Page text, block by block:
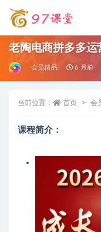
老陶电商拼多多运
会员精品 6 月前
当前位置： 首页 会
课程简介：